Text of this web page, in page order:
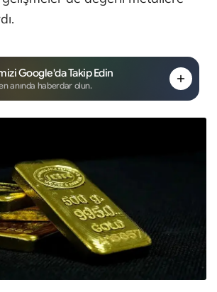
Google'da Takip Edin
anında haberdar olun.